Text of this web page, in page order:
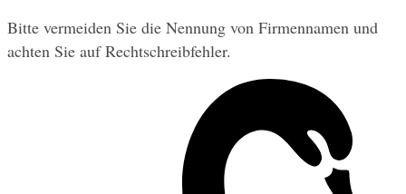
Bitte vermeiden Sie die Nennung von Firmennamen und
achten Sie auf Rechtschreibfehler.